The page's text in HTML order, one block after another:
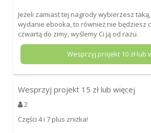
Jeżeli zamiast tej nagrody wybierzesz
wydanie ebooka, to również nie będziesz
czwartą do zimy, wyślemy Ci ją od razu.
Wesprzyj projekt 10 zł lub
Wesprzyj projekt 15 zł lub więcej
2
Części 4 i 7 plus zniżka!